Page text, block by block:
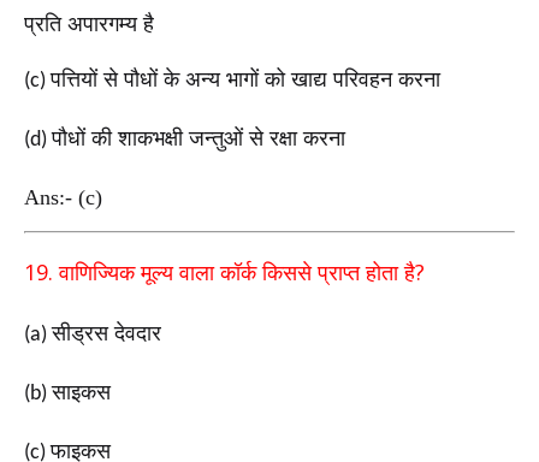
प्रति अपारगम्य है
(c)पत्तियों से पौधों के अन्य भागों को खाद्य परिवहन करना
(d)पौधों की शाकभक्षी जन्तुओं से रक्षा करना
Ans:- (c)
19.वाणिज्यिक मूल्य वाला कॉर्क किससे प्राप्त होता है?
(a)सीड्रस देवदार
(b)साइकस
(c)फाइकस